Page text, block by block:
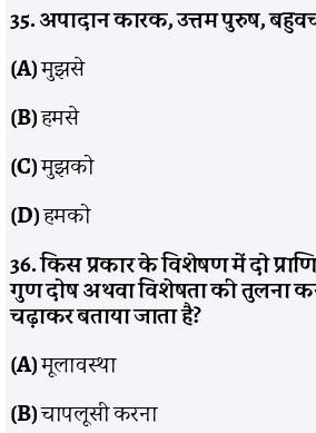
35. अपादान कारक, उत्तम पुरुष,
(A)मुझसे
(B)हमसे
(C)मुझको
(D)हमको
36. किस प्रकार के विशेषण में दो
गुण दोष अथवा विशेषता की तुलना
चढ़ाकर बताया जाता है?
(A)मूलावस्था
(B)चापलूसी करना